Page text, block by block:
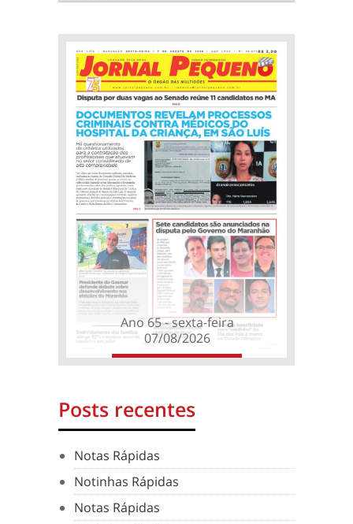
Ano 65 - sexta-feira
07/08/2026
Posts recentes
Notas Rápidas
Notinhas Rápidas
Notas Rápidas